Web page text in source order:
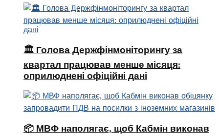
🏛 Голова Держфінмоніторингу за
квартал працював менше місяця:
оприлюднені офіційні дані
📦 МВФ наполягає, щоб Кабмін виконав